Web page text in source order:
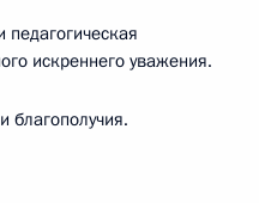
педагогическая
искреннего уважения.